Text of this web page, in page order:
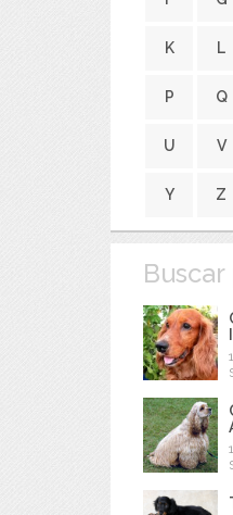
K L
P Q
U V
Y Z